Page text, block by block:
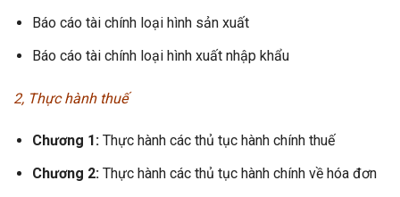
Báo cáo tài chính loại hình sản xuất
Báo cáo tài chính loại hình xuất nhập khẩu
2, Thực hành thuế
Chương 1:Thực hành các thủ tục hành chính thuế
Chương 2:Thực hành các thủ tục hành chính về hóa đơn